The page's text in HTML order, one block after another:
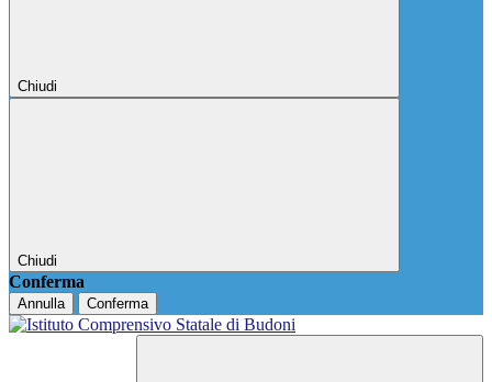
Chiudi
Chiudi
Conferma
Annulla Conferma